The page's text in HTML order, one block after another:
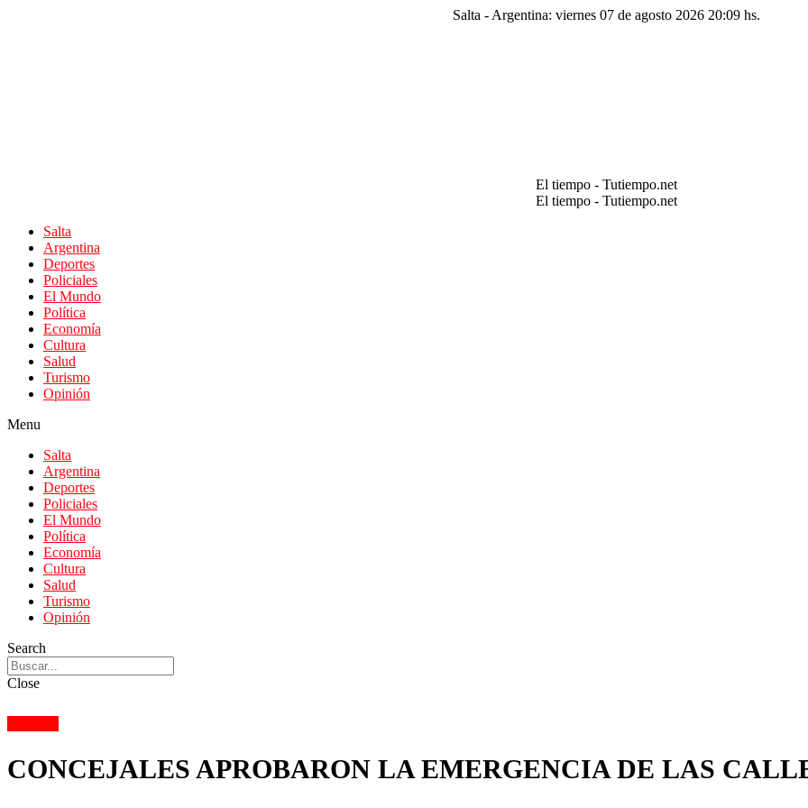
Salta - Argentina: viernes 07 de agosto 2026 20:09 hs.
El tiempo - Tutiempo.net
El tiempo - Tutiempo.net
Salta
Argentina
Deportes
Policiales
El Mundo
Política
Economía
Cultura
Salud
Turismo
Opinión
Menu
Salta
Argentina
Deportes
Policiales
El Mundo
Política
Economía
Cultura
Salud
Turismo
Opinión
Search
Close
CONCEJALES APROBARON LA EMERGENCIA DE LAS